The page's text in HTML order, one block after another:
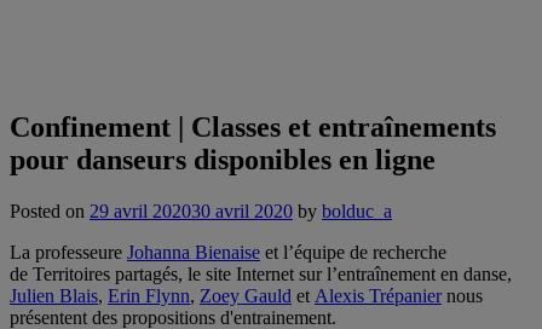
Confinement | Classes et entraînements
pour danseurs disponibles en ligne
Posted on 29 avril 202030 avril 2020 by bolduc_a
La professeure Johanna Bienaise et l’équipe de recherche
de Territoires partagés, le site Internet sur l’entraînement en danse,
Julien Blais, Erin Flynn, Zoey Gauld et Alexis Trépaniernous
présentent des propositions d'entrainement.